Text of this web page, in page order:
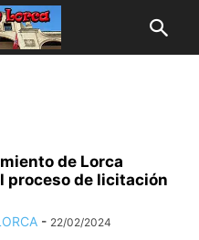
de Lorca
proceso de licitación
- 22/02/2024